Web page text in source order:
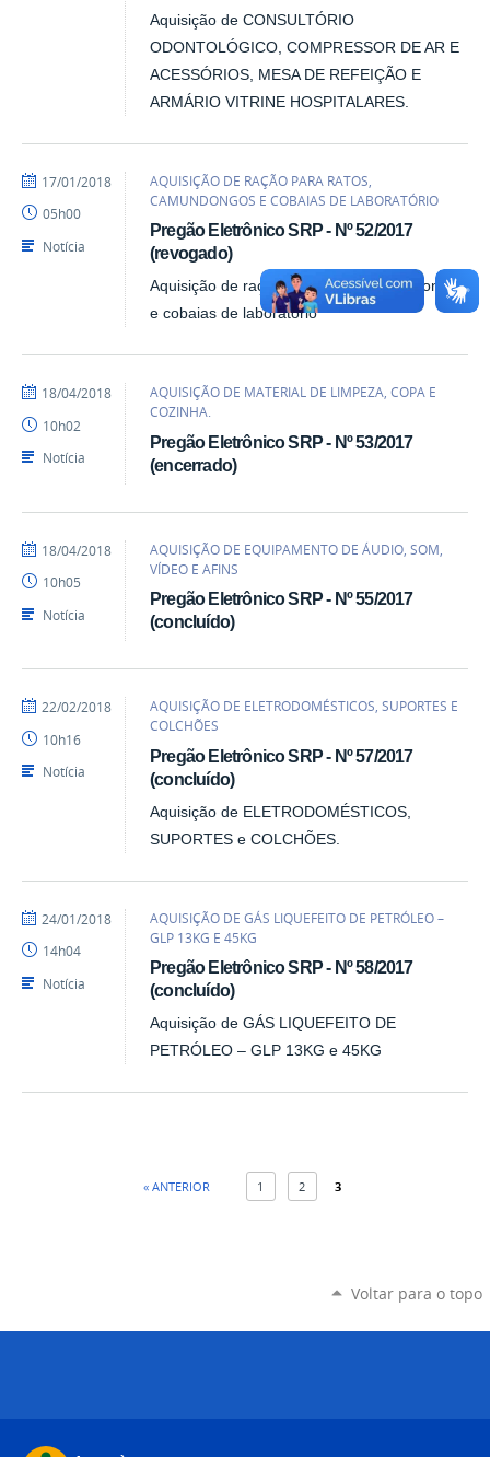
Aquisição de CONSULTÓRIO
ODONTOLÓGICO, COMPRESSOR DE AR E
ACESSÓRIOS, MESA DE REFEIÇÃO E
ARMÁRIO VITRINE HOSPITALARES.
AQUISIÇÃO DE RAÇÃO PARA RATOS,
CAMUNDONGOS E COBAIAS DE LABORATÓRIO
Pregão Eletrônico SRP - Nº 52/2017
(revogado)
Aquisição de ração para ratos, camundongos
e cobaias de laboratório
por
publicado
17/01/2018
05h00
Notícia
AQUISIÇÃO DE MATERIAL DE LIMPEZA, COPA E
COZINHA.
Pregão Eletrônico SRP - Nº 53/2017
(encerrado)
por
publicado
18/04/2018
10h02
Notícia
AQUISIÇÃO DE EQUIPAMENTO DE ÁUDIO, SOM,
VÍDEO E AFINS
Pregão Eletrônico SRP - Nº 55/2017
(concluído)
por
publicado
18/04/2018
10h05
Notícia
AQUISIÇÃO DE ELETRODOMÉSTICOS, SUPORTES E
COLCHÕES
Pregão Eletrônico SRP - Nº 57/2017
(concluído)
Aquisição de ELETRODOMÉSTICOS,
SUPORTES e COLCHÕES.
por
publicado
22/02/2018
10h16
Notícia
AQUISIÇÃO DE GÁS LIQUEFEITO DE PETRÓLEO –
GLP 13KG E 45KG
Pregão Eletrônico SRP - Nº 58/2017
(concluído)
Aquisição de GÁS LIQUEFEITO DE
PETRÓLEO – GLP 13KG e 45KG
por
publicado
24/01/2018
14h04
Notícia
« ANTERIOR 1 2 3
Voltar para o topo